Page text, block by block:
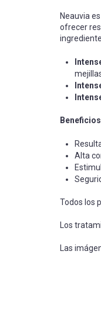
Neauvia
ofrecer
Alta
Todos los
Los
Las